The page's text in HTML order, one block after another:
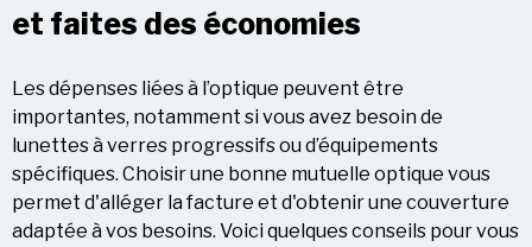
et faites des économies
Les dépenses liées à l’optique peuvent être
importantes, notamment si vous avez besoin de
lunettes à verres progressifs ou d’équipements
spécifiques. Choisir une bonne mutuelle optique vous
permet d'alléger la facture et d'obtenir une couverture
adaptée à vos besoins. Voici quelques conseils pour vous